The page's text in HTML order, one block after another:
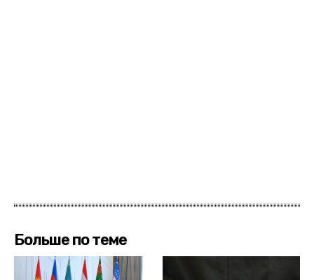
Больше по теме